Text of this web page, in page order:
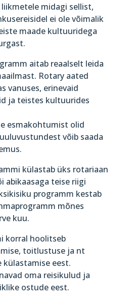
midagi sellist,
ei ole võimalik
maade kultuuridega
aitab reaalselt leida
Rotary aated
vanuses, erinevaid
ja teistes kultuurides
esmakohtumist olid
võib saada
külastab üks rotariaan
abikaasaga teise riigi
programm kestab
mõnes
kuu.
korral hoolitseb
toitlustuse ja nt
külastamise eest.
oma reisikulud ja
ostude eest.